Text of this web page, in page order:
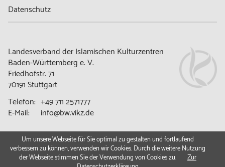
Datenschutz
Landesverband der Islamischen Kulturzentren
Baden-Württemberg e. V.
Friedhofstr. 71
70191 Stuttgart
Telefon: +49 711 2571777
E-Mail:
info@bw.vikz.de
© 2026 | LVIKZ BW e. V.
Um unsere Webseite für Sie optimal zu gestalten und fortlaufend
verbessern zu können, verwenden wir Cookies. Durch die weitere Nutzung
der Webseite stimmen Sie der Verwendung von Cookies zu.
Zur